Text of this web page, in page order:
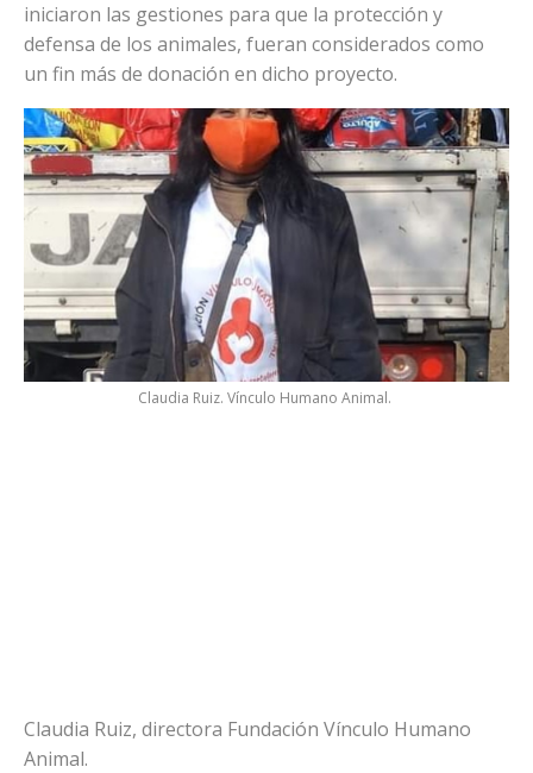
iniciaron las gestiones para que la protección y
defensa de los animales, fueran considerados como
un fin más de donación en dicho proyecto.
Claudia Ruiz. Vínculo Humano Animal.
Claudia Ruiz, directora Fundación Vínculo Humano
Animal.